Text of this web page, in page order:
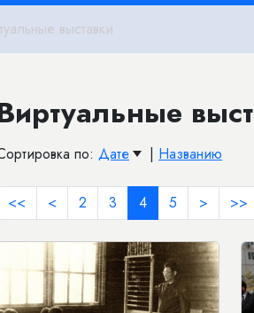
выставки
по: Дате | Названию
<< < 2 3 4 5 > >>